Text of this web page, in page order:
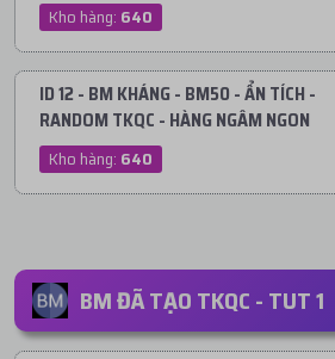
Kho hàng: 640
ID 12 - BM KHÁNG - BM50 - ẨN TÍCH -
RANDOM TKQC - HÀNG NGÂM NGON
Kho hàng: 640
BM ĐÃ TẠO TKQC - TUT 1